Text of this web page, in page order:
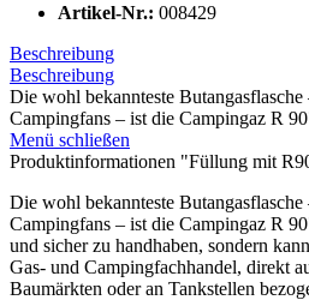
Artikel-Nr.: 008429
Beschreibung
Beschreibung
Die wohl bekannteste Butangasflasche
Campingfans – ist die Campingaz R
Menü schließen
Produktinformationen "Füllung mit
Die wohl bekannteste Butangasflasche
Campingfans – ist die Campingaz R
und sicher zu handhaben, sondern
Gas- und Campingfachhandel, direkt
Baumärkten oder an Tankstellen